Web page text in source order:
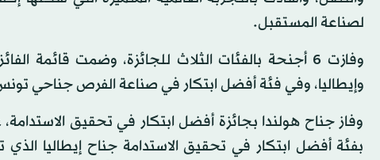
لصناعة المستقبل.
وفازت 6 أجنحة بالفئات الثلاث للجائزة، وضمت
وإيطاليا، وفي فئة أفضل ابتكار في صناعة الفرص جناحي
وفاز جناح هولندا بجائزة أفضل ابتكار في تحقيق